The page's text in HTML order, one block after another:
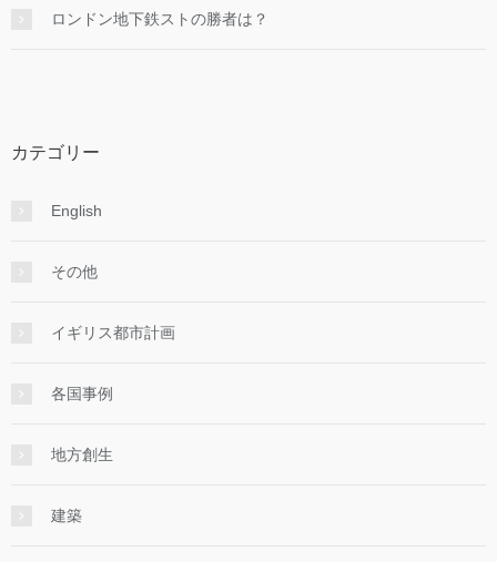
ロンドン地下鉄ストの勝者は？
カテゴリー
English
その他
イギリス都市計画
各国事例
地方創生
建築